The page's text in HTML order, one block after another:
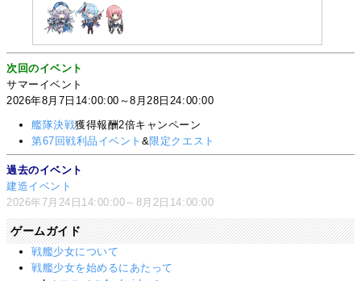
次回のイベント
サマーイベント
2026年8月7日14:00:00～8月28日24:00:00
艦隊決戦獲得報酬2倍キャンペーン
第67回戦利品イベント &限定クエスト
過去のイベント
建造イベント
2026年7月24日14:00:00～8月2日14:00:00
ゲームガイド
戦艦少女について
戦艦少女を始めるにあたって